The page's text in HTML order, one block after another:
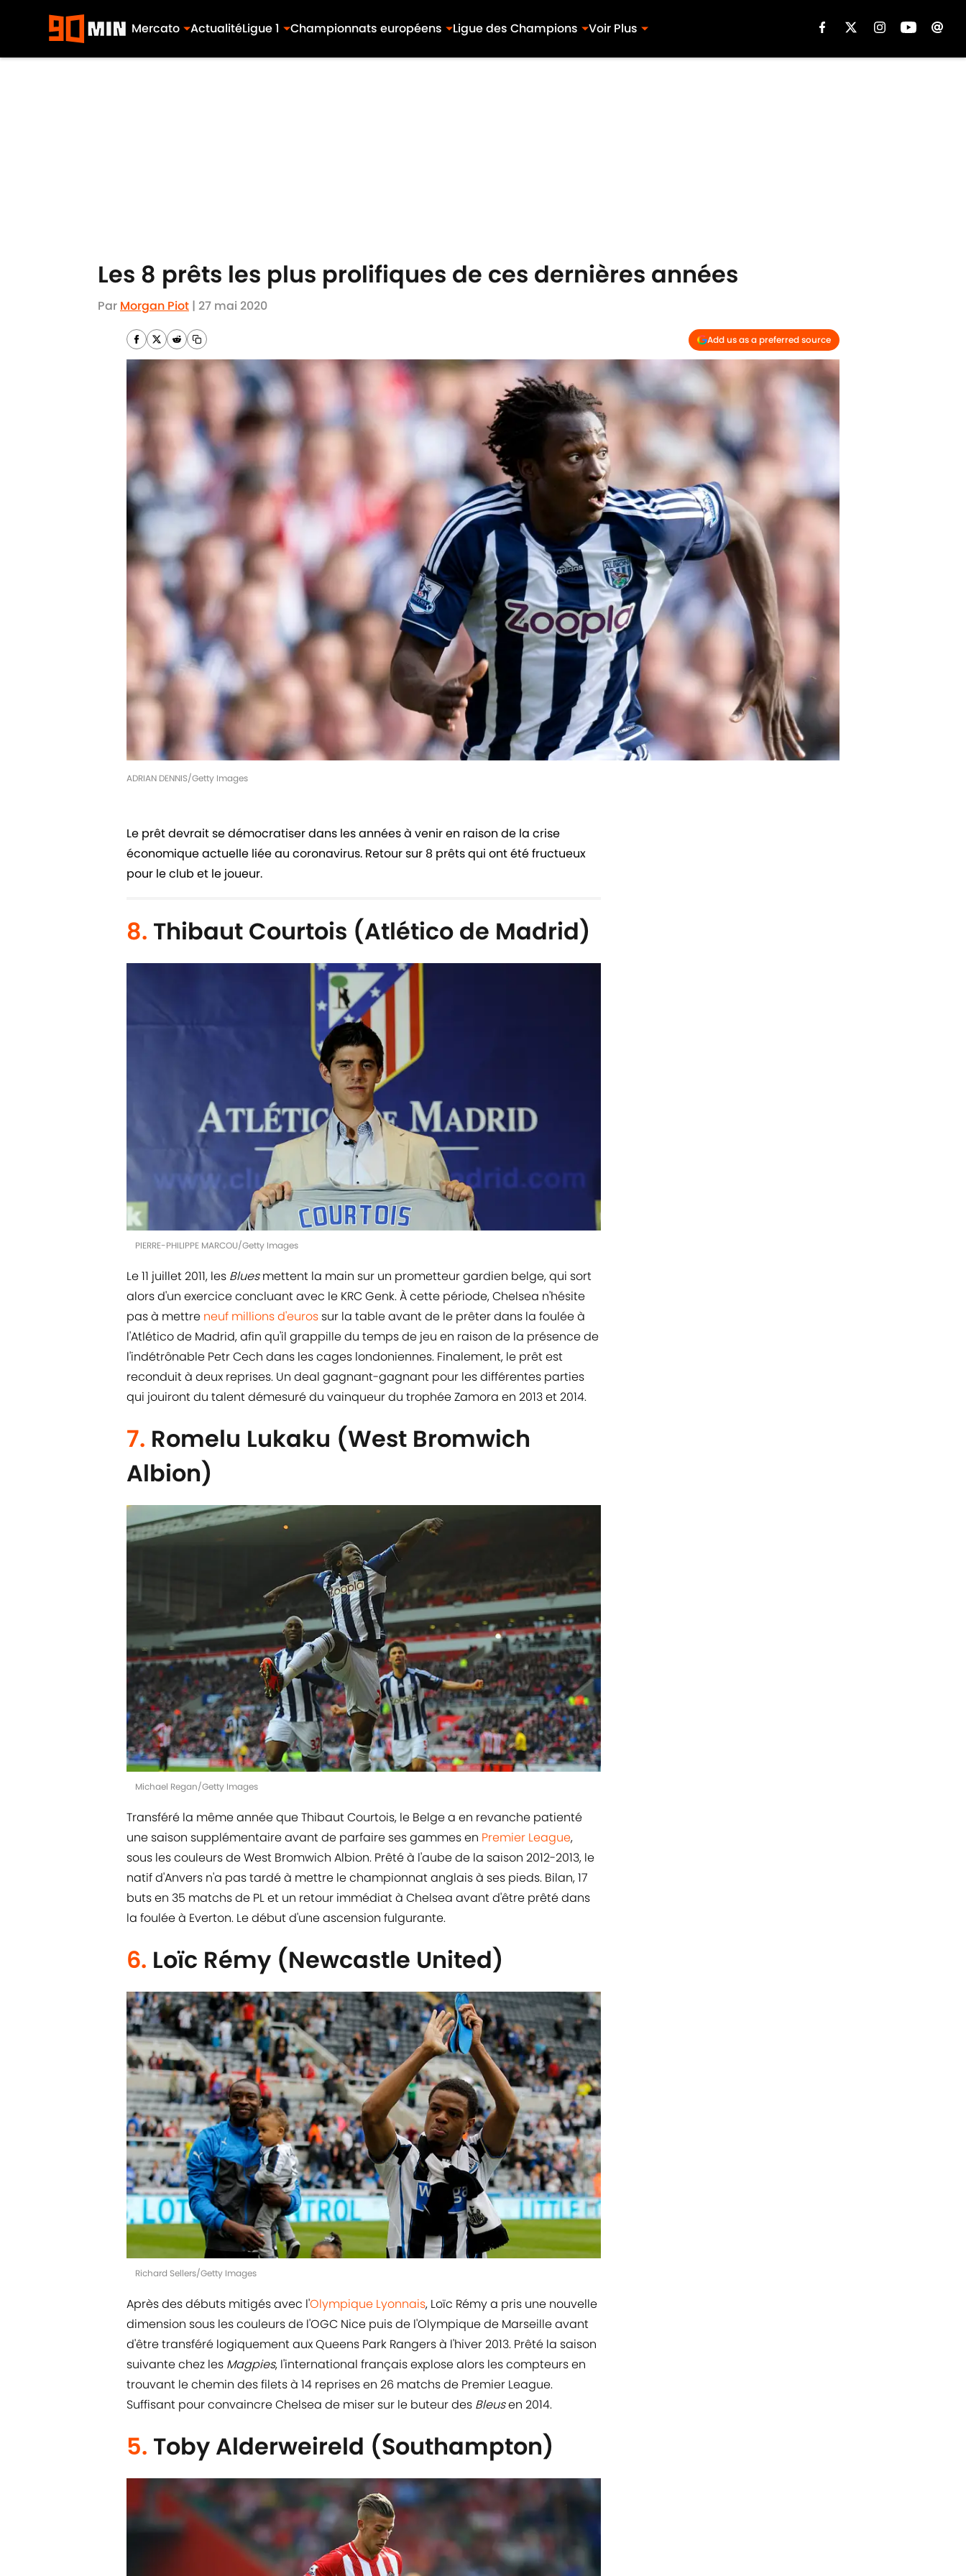
Mercato ActualitéLigue 1 Championnats européens Ligue des Champions Voir Plus
Les 8 prêts les plus prolifiques de ces dernières années
Par Morgan Piot | 27 mai 2020
Add us as a preferred source
ADRIAN DENNIS/Getty Images
Le prêt devrait se démocratiser dans les années à venir en raison de la crise
économique actuelle liée au coronavirus. Retour sur 8 prêts qui ont été fructueux
pour le club et le joueur.
8. Thibaut Courtois (Atlético de Madrid)
PIERRE-PHILIPPE MARCOU/Getty Images
Le 11 juillet 2011, les Bluesmettent la main sur un prometteur gardien belge, qui sort
alors d'un exercice concluant avec le KRC Genk. À cette période, Chelsea n'hésite
pas à mettre neuf millions d'euros sur la table avant de le prêter dans la foulée à
l'Atlético de Madrid, afin qu'il grappille du temps de jeu en raison de la présence de
l'indétrônable Petr Cech dans les cages londoniennes. Finalement, le prêt est
reconduit à deux reprises. Un deal gagnant-gagnant pour les différentes parties
qui jouiront du talent démesuré du vainqueur du trophée Zamora en 2013 et 2014.
7. Romelu Lukaku (West Bromwich
Albion)
Michael Regan/Getty Images
Transféré la même année que Thibaut Courtois, le Belge a en revanche patienté
une saison supplémentaire avant de parfaire ses gammes en Premier League,
sous les couleurs de West Bromwich Albion. Prêté à l'aube de la saison 2012-2013, le
natif d'Anvers n'a pas tardé à mettre le championnat anglais à ses pieds. Bilan, 17
buts en 35 matchs de PL et un retour immédiat à Chelsea avant d'être prêté dans
la foulée à Everton. Le début d'une ascension fulgurante.
6. Loïc Rémy (Newcastle United)
Richard Sellers/Getty Images
Après des débuts mitigés avec l'Olympique Lyonnais, Loïc Rémy a pris une nouvelle
dimension sous les couleurs de l'OGC Nice puis de l'Olympique de Marseille avant
d'être transféré logiquement aux Queens Park Rangers à l'hiver 2013. Prêté la saison
suivante chez les Magpies, l'international français explose alors les compteurs en
trouvant le chemin des filets à 14 reprises en 26 matchs de Premier League.
Suffisant pour convaincre Chelsea de miser sur le buteur des Bleusen 2014.
5. Toby Alderweireld (Southampton)